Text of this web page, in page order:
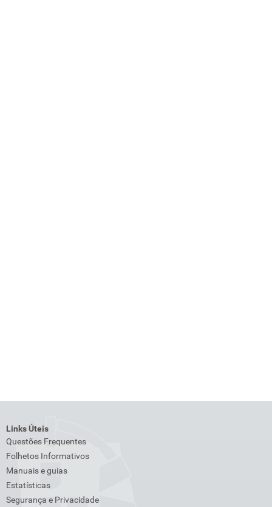
Links Úteis
Questões Frequentes
Folhetos Informativos
Manuais e guias
Estatísticas
Segurança e Privacidade